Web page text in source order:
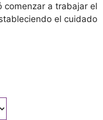
comenzar a trabajar el
el cuidado